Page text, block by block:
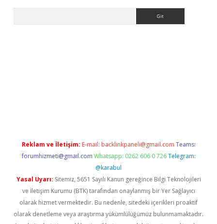
Reklam ve İletişim: E-mail: backlinkpaneli@gmail.com Teams:
forumhizmeti@gmail.com Whatsapp: 0262 606 0 726 Telegram:
@karabul
Yasal Uyarı: Sitemiz, 5651 Sayılı Kanun gereğince Bilgi Teknolojileri
ve İletişim Kurumu (BTK) tarafından onaylanmış bir Yer Sağlayıcı
olarak hizmet vermektedir. Bu nedenle, sitedeki içerikleri proaktif
olarak denetleme veya araştırma yükümlülüğümüz bulunmamaktadır.